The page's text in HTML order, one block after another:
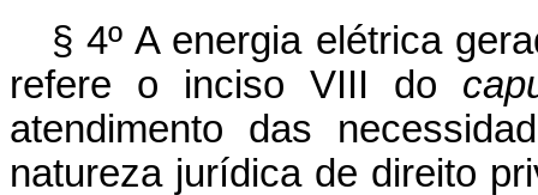
§ 4º A energia elétrica
refere o inciso VIII do
atendimento das
natureza jurídica de direito